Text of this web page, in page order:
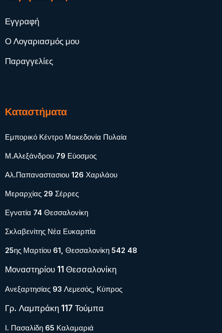
Εγγραφή
Ο Λογαριασμός μου
Παραγγελίες
Καταστήματα
Εμπορικό Κέντρο Μακεδονία Πυλαία
Μ.Αλεξάνδρου 79 Εύοσμος
Αλ.Παπαναστασιου 126 Χαριλάου
Μεραρχίας 29 Σέρρες
Εγνατία 74 Θεσσαλονίκη
Σκλαβενίτης Νέα Ευκαρπία
25ης Μαρτίου 61, Θεσσαλονίκη 542 48
Μοναστηρίου 11 Θεσσαλονίκη
Ανεξαρτησίας 93 Λεμεσός, Κύπρος
Γρ. Λαμπράκη 117 Τούμπα
Ι. Πασαλίδη 65 Καλαμαριά